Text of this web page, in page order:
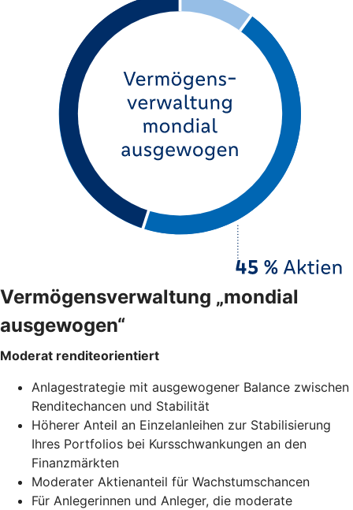
Vermögensverwaltung „mondial
ausgewogen“
Moderat renditeorientiert
Anlagestrategie mit ausgewogener Balance zwischen
Renditechancen und Stabilität
Höherer Anteil an Einzelanleihen zur Stabilisierung
Ihres Portfolios bei Kursschwankungen an den
Finanzmärkten
Moderater Aktienanteil für Wachstumschancen
Für Anlegerinnen und Anleger, die moderate